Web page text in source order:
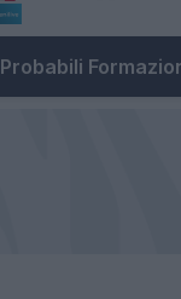
Probabili